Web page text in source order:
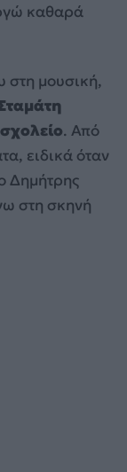
καθαρά
στη μουσική,
. Από
ειδικά όταν
Δημήτρης
στη σκηνή